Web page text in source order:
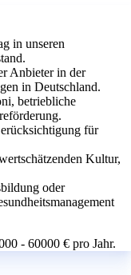
in unseren
Anbieter in der
in Deutschland.
betriebliche
für
Kultur,
oder
- 60000 € pro Jahr.